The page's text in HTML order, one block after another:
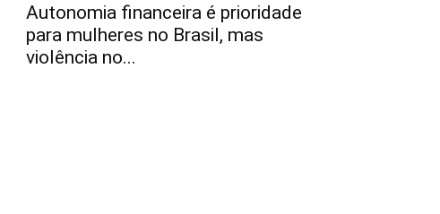
Autonomia financeira é prioridade
para mulheres no Brasil, mas
violência no...